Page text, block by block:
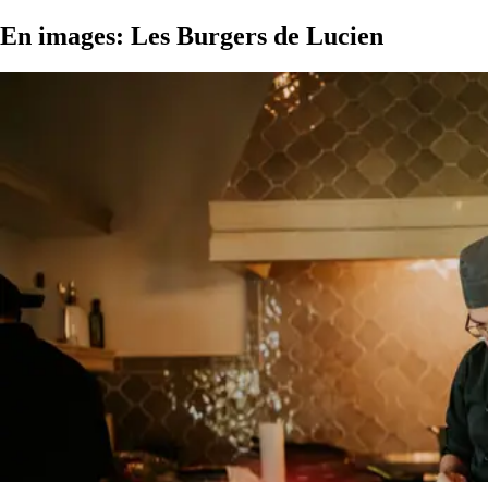
En images: Les Burgers de Lucien